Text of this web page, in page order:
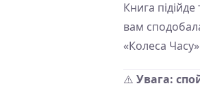
Книга
вам
«Колеса
⚠️ Увага: